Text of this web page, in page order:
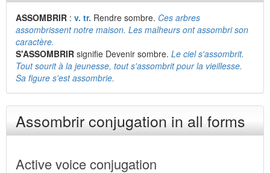
ASSOMBRIR : v. tr. Rendre sombre. Ces arbres
assombrissent notre maison. Les malheurs ont assombri son
caractère.
S'ASSOMBRIR signifie Devenir sombre. Le ciel s'assombrit.
Tout sourit à la jeunesse, tout s'assombrit pour la vieillesse.
Sa figure s'est assombrie.
Assombrir conjugation in all forms
Active voice conjugation